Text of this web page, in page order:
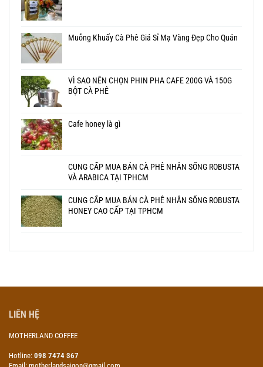
LIÊN HỆ
MOTHERLAND COFFEE
Hotline: 098 7474 367
Email: motherlandsaigon@gmail.com
Muỗng Khuấy Cà Phê Giá Sỉ Mạ Vàng Đẹp Cho Quán
VÌ SAO NÊN CHỌN PHIN PHA CAFE 200G VÀ 150G
BỘT CÀ PHÊ
Cafe honey là gì
CUNG CẤP MUA BÁN CÀ PHÊ NHÂN SỐNG ROBUSTA
VÀ ARABICA TẠI TPHCM
CUNG CẤP MUA BÁN CÀ PHÊ NHÂN SỐNG ROBUSTA
HONEY CAO CẤP TẠI TPHCM